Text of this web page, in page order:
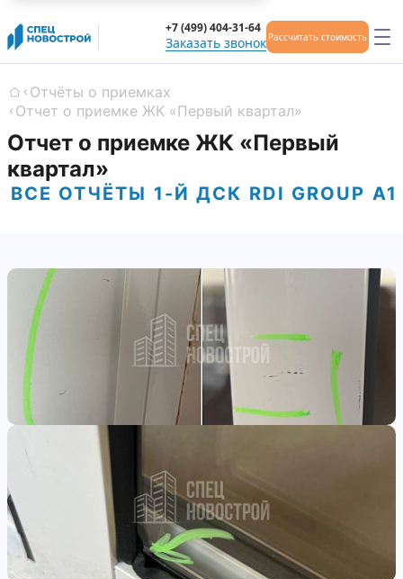
Заказать звонок
+7 (499) 404-31-64
Рассчитать стоимость
Главная
Отчёты о приемках
Отчет о приемке ЖК «Первый квартал»
Отчет о приемке ЖК «Первый
квартал»
ВСЕ ОТЧЁТЫ 1-Й ДСК RDI GROUP